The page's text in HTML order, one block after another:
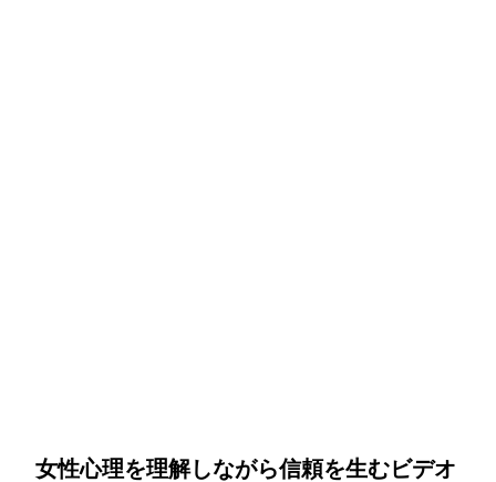
女性心理を理解しながら信頼を生むビデオ